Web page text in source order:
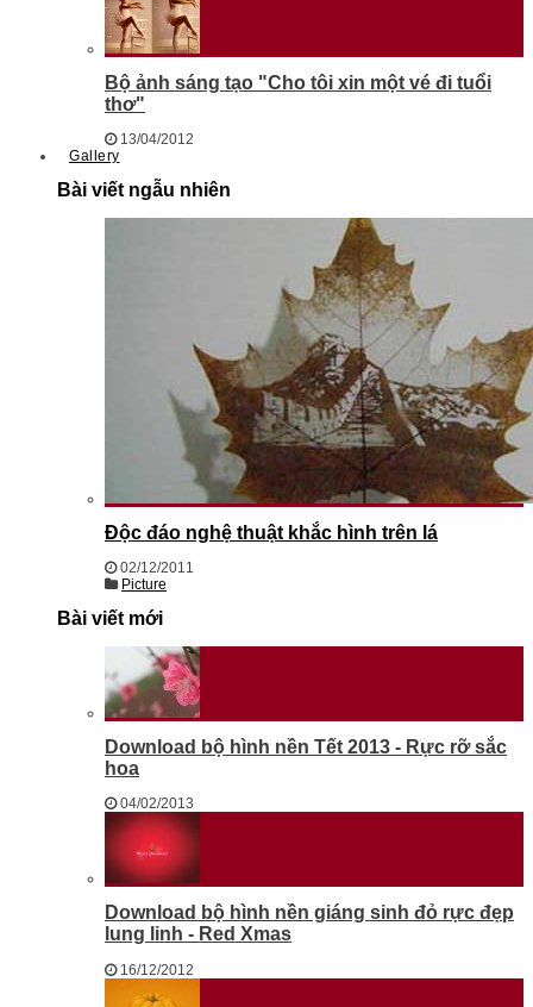
Bộ ảnh sáng tạo "Cho tôi xin một vé đi tuổi
thơ"
13/04/2012
Gallery
Bài viết ngẫu nhiên
Độc đáo nghệ thuật khắc hình trên lá
02/12/2011
Picture
Bài viết mới
Download bộ hình nền Tết 2013 - Rực rỡ sắc
hoa
04/02/2013
Download bộ hình nền giáng sinh đỏ rực đẹp
lung linh - Red Xmas
16/12/2012